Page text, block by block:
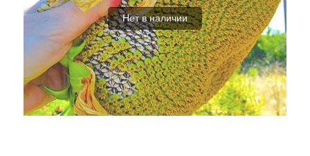
Нет в наличии